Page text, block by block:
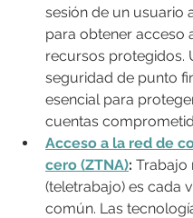
sesión de un usuario
para obtener acceso
recursos protegidos.
seguridad de punto
esencial para
cuentas
Acceso a la red de
cero (ZTNA): Trabajo
(teletrabajo) es cada
común. Las